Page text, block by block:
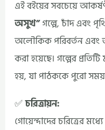
এই বইয়ের সবচেয়ে
অসুখ”গল্পে, চাঁদ এবং
অলৌকিক পরিবর্তন এবং
করা হয়েছে। গল্পের
হয়, যা পাঠককে পুরো সময়
✅চরিত্রায়ন:
গোয়েন্দাদের চরিত্রের